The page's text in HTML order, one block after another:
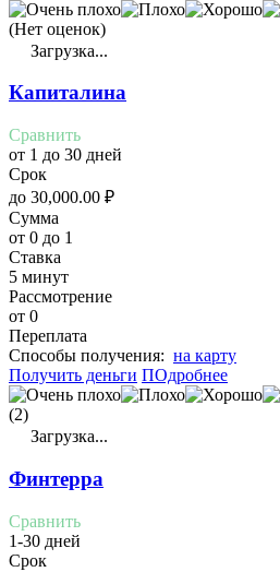
(Нет оценок)
Загрузка...
Капиталина
Сравнить
от 1 до 30 дней
Срок
до 30,000.00 ₽
Сумма
от 0 до 1
Ставка
5 минут
Рассмотрение
от 0
Переплата
Cпособы получения: на карту
Получить деньги ПОдробнее
(2)
Загрузка...
Финтерра
Сравнить
1-30 дней
Срок